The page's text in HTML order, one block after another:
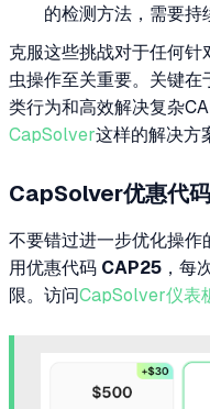
的检测方法，需要持
克服这些挑战对于任何针
虫操作至关重要。关键在
类行为和高效解决复杂
CapSolver这样的解决方
CapSolver优惠代码
不要错过进一步优化操
用优惠代码 CAP25 ，每
限。访问CapSolver仪表